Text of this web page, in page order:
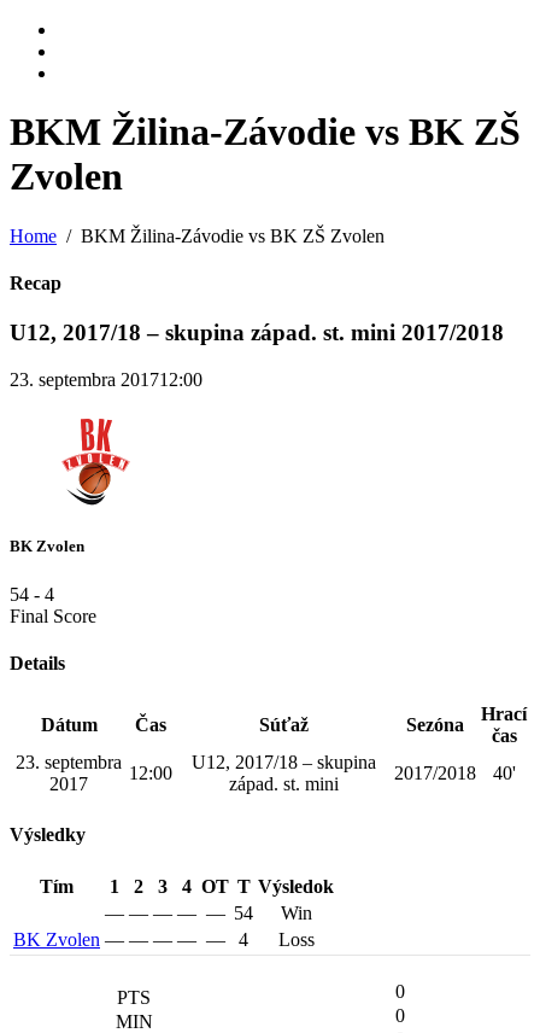
BKM Žilina-Závodie vs BK ZŠ
Zvolen
Home BKM Žilina-Závodie vs BK ZŠ Zvolen
Recap
U12, 2017/18 – skupina západ. st. mini 2017/2018
23. septembra 201712:00
BK Zvolen
54 - 4
Final Score
Details
Dátum Čas Súťaž Sezóna
Hrací
čas
23. septembra
2017
12:00
U12, 2017/18 – skupina
západ. st. mini
2017/2018 40'
Výsledky
Tím 1 2 3 4 OT T Výsledok
— — — — — 54
Win
BK Zvolen — — — — — 4 Loss
0
0